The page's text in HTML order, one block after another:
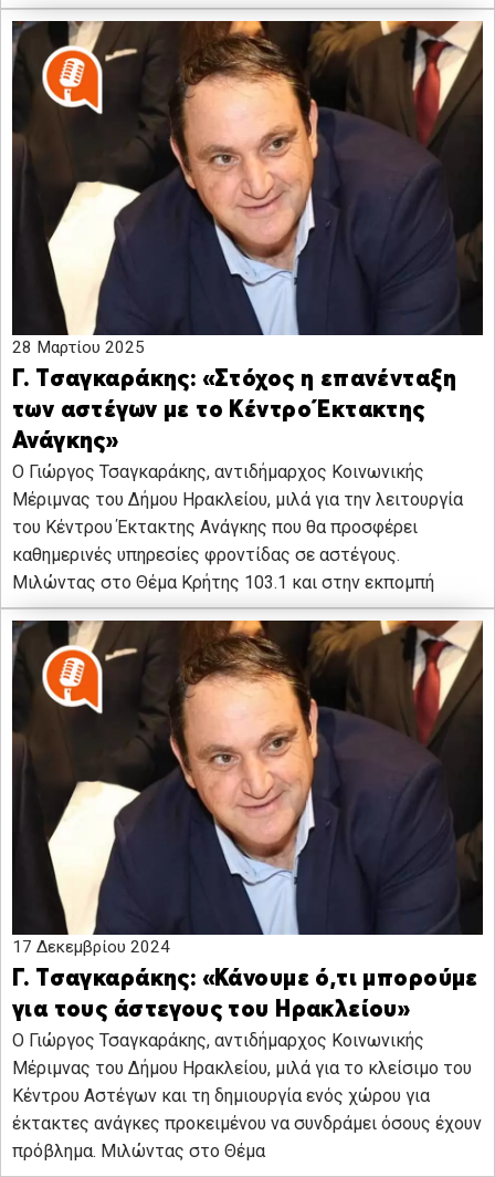
28 Μαρτίου 2025
Γ. Τσαγκαράκης: «Στόχος η επανένταξη
των αστέγων με το Κέντρο Έκτακτης
Ανάγκης»
Ο Γιώργος Τσαγκαράκης, αντιδήμαρχος Κοινωνικής
Μέριμνας του Δήμου Ηρακλείου, μιλά για την λειτουργία
του Κέντρου Έκτακτης Ανάγκης που θα προσφέρει
καθημερινές υπηρεσίες φροντίδας σε αστέγους.
Μιλώντας στο Θέμα Κρήτης 103.1 και στην εκπομπή
17 Δεκεμβρίου 2024
Γ. Τσαγκαράκης: «Κάνουμε ό,τι μπορούμε
για τους άστεγους του Ηρακλείου»
Ο Γιώργος Τσαγκαράκης, αντιδήμαρχος Κοινωνικής
Μέριμνας του Δήμου Ηρακλείου, μιλά για το κλείσιμο του
Κέντρου Αστέγων και τη δημιουργία ενός χώρου για
έκτακτες ανάγκες προκειμένου να συνδράμει όσους έχουν
πρόβλημα. Μιλώντας στο Θέμα